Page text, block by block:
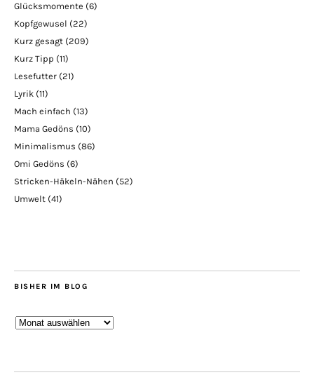
Glücksmomente (6)
Kopfgewusel (22)
Kurz gesagt (209)
Kurz Tipp (11)
Lesefutter (21)
Lyrik (11)
Mach einfach (13)
Mama Gedöns (10)
Minimalismus (86)
Omi Gedöns (6)
Stricken-Häkeln-Nähen (52)
Umwelt (41)
BISHER IM BLOG
Bisher